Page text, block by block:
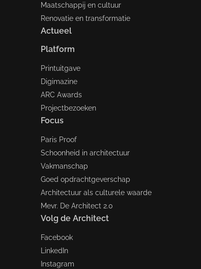
Maatschappij en cultuur
Renovatie en transformatie
Actueel
Platform
Printuitgave
Digimazine
ARC Awards
Projectbezoeken
Focus
Paris Proof
Schoonheid in architectuur
Vakmanschap
Goed opdrachtgeverschap
Architectuur als culturele waarde
Mevr. De Architect 2.0
Volg de Architect
Facebook
LinkedIn
Instagram